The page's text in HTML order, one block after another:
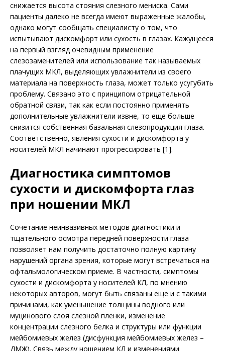
снижается высота стояния слезного мениска. Сами
пациенты далеко не всегда имеют выраженные жалобы,
однако могут сообщать специалисту о том, что
испытывают дискомфорт или сухость в глазах. Кажущееся
на первый взгляд очевидным применение
слезозаменителей или использование так называемых
плачущих МКЛ, выделяющих увлажнители из своего
материала на поверхность глаза, может только усугубить
проблему. Связано это с принципом отрицательной
обратной связи, так как если постоянно применять
дополнительные увлажнители извне, то еще больше
снизится собственная базальная слезопродукция глаза.
Соответственно, явления сухости и дискомфорта у
носителей МКЛ начинают прогрессировать [1].
Диагностика симптомов
сухости и дискомфорта глаз
при ношении МКЛ
Сочетание неинвазивных методов диагностики и
тщательного осмотра передней поверхности глаза
позволяет нам получить достаточно полную картину
нарушений органа зрения, которые могут встречаться на
офтальмологическом приеме. В частности, симптомы
сухости и дискомфорта у носителей КЛ, по мнению
некоторых авторов, могут быть связаны еще и с такими
причинами, как уменьшение толщины водного или
муцинового слоя слезной пленки, изменение
концентрации слезного белка и структуры или функции
мейбомиевых желез (дисфункция мейбомиевых желез –
ДМЖ). Связь между ношением КЛ и изменениями